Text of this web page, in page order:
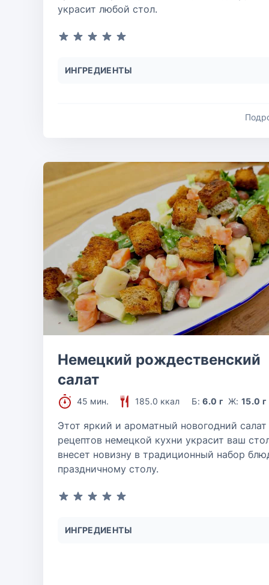
украсит любой стол.
ИНГРЕДИЕНТЫ
Немецкий рождественский
салат
45 мин. 185.0 ккал Б:6.0 г Ж:15.0 г
Этот яркий и ароматный новогодний салат
рецептов немецкой кухни украсит ваш
внесет новизну в традиционный набор
праздничному столу.
ИНГРЕДИЕНТЫ